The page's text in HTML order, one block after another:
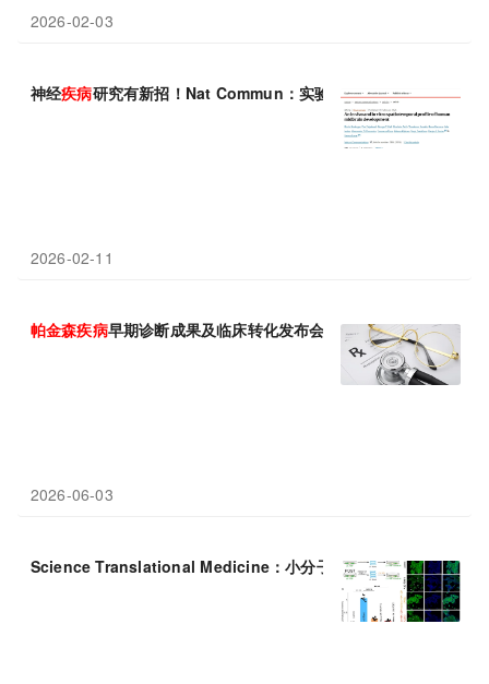
2026-02-03
神经疾病研究有新招！Nat Commun：实验室“迷你中脑”复刻人
2026-02-11
帕金森疾病早期诊断成果及临床转化发布会暨SST001临床启动会
2026-06-03
Science Translational Medicine：小分子SK-129穿越血脑屏障